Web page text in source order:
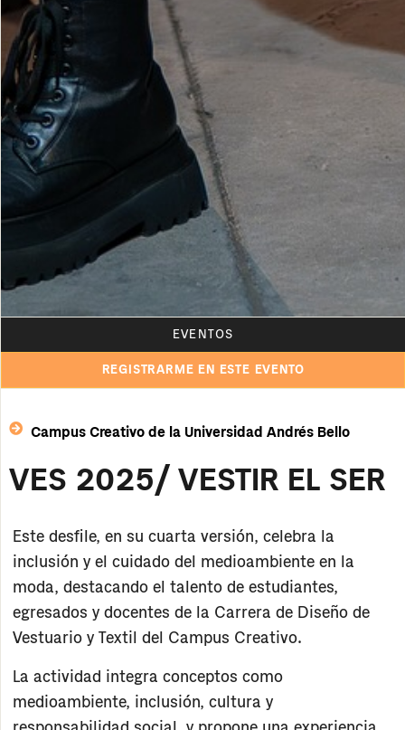
EVENTOS
REGISTRARME EN ESTE EVENTO
Campus Creativo de la Universidad Andrés Bello
VES 2025/ VESTIR EL SER
Este desfile, en sucuarta versión, celebra la
inclusión y elcuidado del medioambiente en la
moda, destacando el talento de estudiantes,
egresados y docentes de la Carrera de Diseño de
Vestuario y Textil del Campus Creativo.
La actividad integra conceptos como
medioambiente, inclusión, cultura y